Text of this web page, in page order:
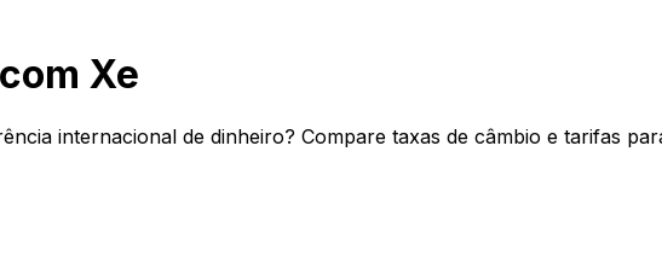
Xe
internacional de dinheiro? Compare taxas de câmbio e tarifas